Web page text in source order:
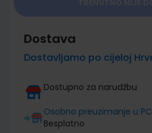
Dostava
Dostavljamo po cijeloj
Dostupno za narudžbu
Osobno preuzimanje u
Besplatno